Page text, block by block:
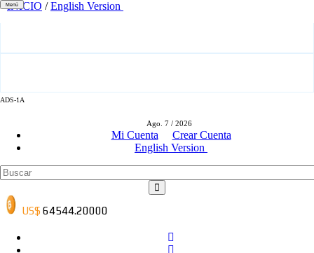
ADS-1A
Ago. 7 / 2026
Mi Cuenta
Crear Cuenta
English Version
Menú
INICIO /English Version
ADS-3B